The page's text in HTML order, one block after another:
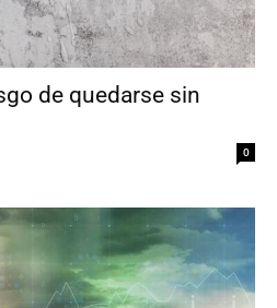
de quedarse sin
0